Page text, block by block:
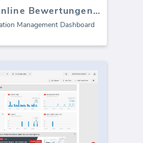
BirdEye Online Bewertungen Dashboard
Management Dashboard